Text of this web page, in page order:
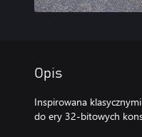
Opis
Inspirowana
do ery 32-bitowych